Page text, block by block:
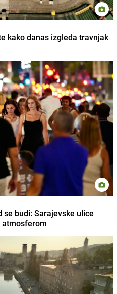
kako danas izgleda travnjak
budi: Sarajevske ulice
atmosferom